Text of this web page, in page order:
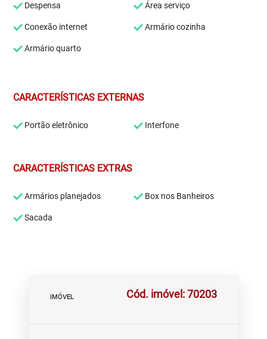
Despensa Área serviço
Conexão internet Armário cozinha
Armário quarto
CARACTERÍSTICAS EXTERNAS
Portão eletrônico Interfone
CARACTERÍSTICAS EXTRAS
Armários planejados Box nos Banheiros
Sacada
IMÓVEL Cód. imóvel: 70203